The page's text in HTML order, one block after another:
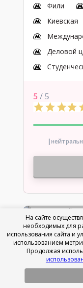
Фили
Киевская
Деловой
5 / 5
На сайте
необходимых для
использования сайта и
использованием
Продолжая